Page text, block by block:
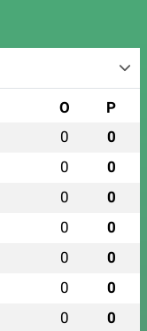
O P
0 0
0 0
0 0
0 0
0 0
0 0
0 0